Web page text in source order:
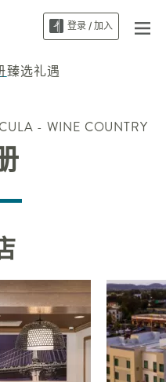
登录 / 加入
臻选礼遇
- WINE COUNTRY